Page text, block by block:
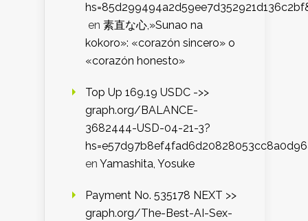
en 素直な心,»Sunao na
kokoro»: «corazón sincero» o
«corazón honesto»
Top Up 169.19 USDC ->>
graph.org/BALANCE-
3682444-USD-04-21-3?
en Yamashita, Yosuke
Payment No. 535178 NEXT >>
graph.org/The-Best-AI-Sex-